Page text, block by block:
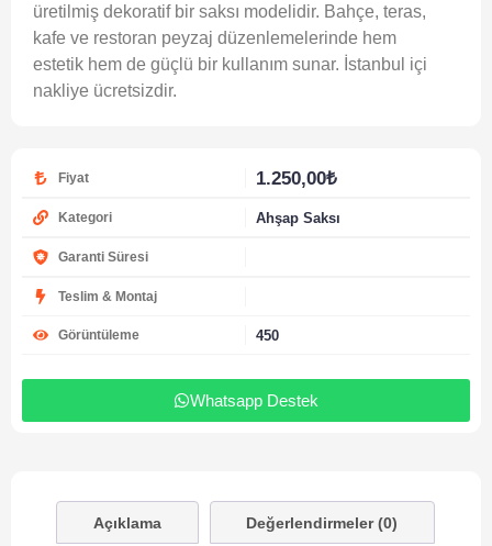
üretilmiş dekoratif bir saksı modelidir. Bahçe, teras,
kafe ve restoran peyzaj düzenlemelerinde hem
estetik hem de güçlü bir kullanım sunar. İstanbul içi
nakliye ücretsizdir.
Fiyat 1.250,00₺
Kategori Ahşap Saksı
Garanti Süresi
Teslim & Montaj
Görüntüleme 450
Whatsapp Destek
Açıklama Değerlendirmeler (0)